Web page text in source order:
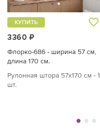
3360 ₽
КУПИТЬ
Флорко-686 - ширина 57 см,
длина 170 см.
Рулонная штора 57х170 см - 1
шт.